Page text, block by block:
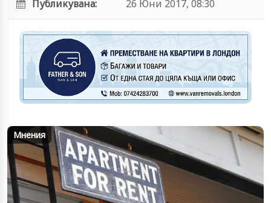
Публикувана:
26 Юни 2017, 08:30
Мнения